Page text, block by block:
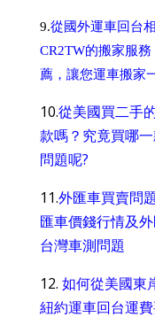
9.從國外運車回台
CR2TW的搬家服
薦，讓您運車搬家
10.從美國買二手
款嗎？究竟買哪
問題呢?
11.外匯車買賣問
匯車價錢行情及
台灣車測問題
12. 如何從美國東
紐約運車回台運